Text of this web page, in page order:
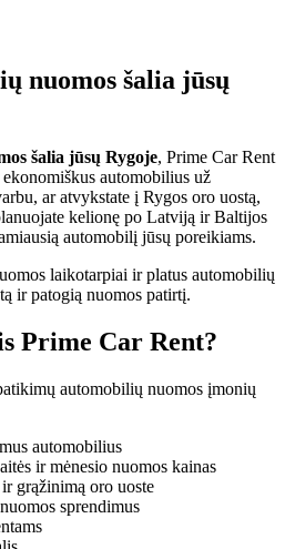
nuomos šalia jūsų
šalia jūsų Rygoje, Prime Car Rent
automobilius už
ar atvykstate į Rygos oro uostą,
kelionę po Latviją ir Baltijos
automobilį jūsų poreikiams.
laikotarpiai ir platus automobilių
ir patogią nuomos patirtį.
Prime Car Rent?
automobilių nuomos įmonių
automobilius
ir mėnesio nuomos kainas
grąžinimą oro uoste
sprendimus